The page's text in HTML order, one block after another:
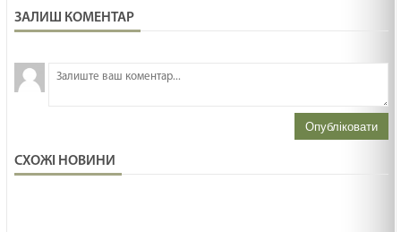
ЗАЛИШ КОМЕНТАР
Опубліковати
СХОЖІ НОВИНИ